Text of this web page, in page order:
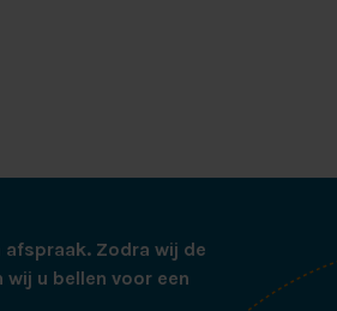
Zodra wij de
wij u bellen voor een